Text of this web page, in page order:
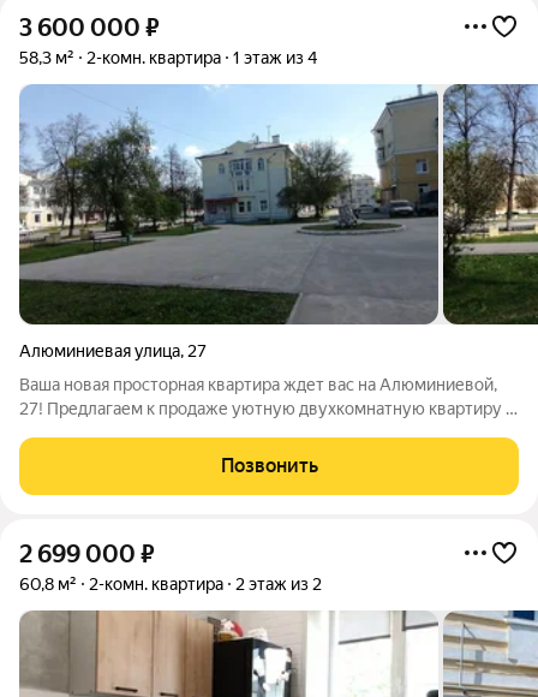
3 600 000 ₽
58,3 м² 2-комн. квартира 1 этаж из 4
Алюминиевая улица, 27
Ваша новая просторная квартира ждет вас на Алюминиевой,
27! Предлагаем к продаже уютную двухкомнатную квартиру в
прошел полную модернизацию в 2019 году: теперь здесь
полностью обновлены
Позвонить
2 699 000 ₽
60,8 м² 2-комн. квартира 2 этаж из 2